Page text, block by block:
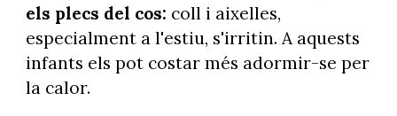
els plecs del cos: coll i aixelles,
especialment a l'estiu, s'irritin. A aquests
infants els pot costar més adormir-se per
la calor.